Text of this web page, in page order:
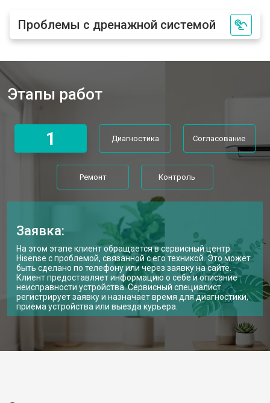
Проблемы с дренажной системой
Этапы работ
1 Диагностика Согласование
Ремонт Контроль
Заявка:
На этом этапе клиент обращается в сервисный центр
Hisense с проблемой, связанной с его техникой. Это может
быть сделано по телефону или через заявку на сайте.
Клиент предоставляет информацию о себе и описание
неисправности устройства. Сервисный специалист
регистрирует заявку и назначает время для диагностики,
приема устройства или выезда курьера.